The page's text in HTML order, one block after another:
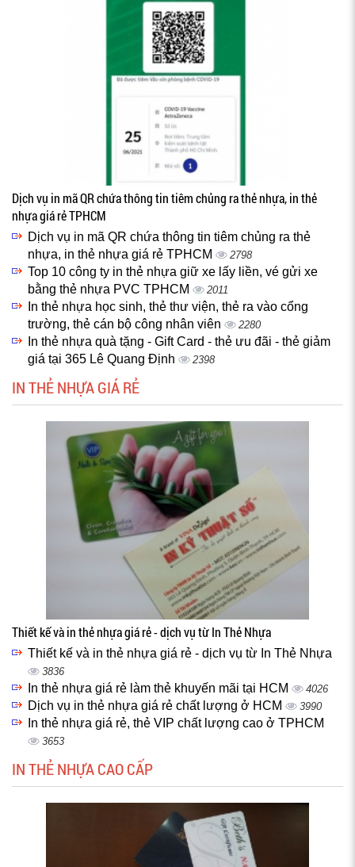
Dịch vụ in mã QR chứa thông tin tiêm chủng ra thẻ nhựa, in thẻ
nhựa giá rẻ TPHCM
Dịch vụ in mã QR chứa thông tin tiêm chủng ra thẻ
nhựa, in thẻ nhựa giá rẻ TPHCM
2798
Top 10 công ty in thẻ nhựa giữ xe lấy liền, vé gửi xe
bằng thẻ nhựa PVC TPHCM
2011
In thẻ nhựa học sinh, thẻ thư viện, thẻ ra vào cổng
trường, thẻ cán bộ công nhân viên
2280
In thẻ nhựa quà tặng - Gift Card - thẻ ưu đãi - thẻ giảm
giá tại 365 Lê Quang Định
2398
IN THẺ NHỰA GIÁ RẺ
Thiết kế và in thẻ nhựa giá rẻ - dịch vụ từ In Thẻ Nhựa
Thiết kế và in thẻ nhựa giá rẻ - dịch vụ từ In Thẻ Nhựa
3836
In thẻ nhựa giá rẻ làm thẻ khuyến mãi tại HCM 4026
Dịch vụ in thẻ nhựa giá rẻ chất lượng ở HCM 3990
In thẻ nhựa giá rẻ, thẻ VIP chất lượng cao ở TPHCM
3653
IN THẺ NHỰA CAO CẤP